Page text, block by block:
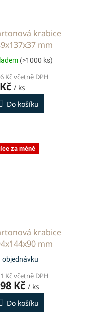
krabice
mm
(>1000 ks)
Kč včetně DPH
/ ks
Do košíku
za méně
krabice
mm
objednávku
Kč včetně DPH
Kč / ks
Do košíku